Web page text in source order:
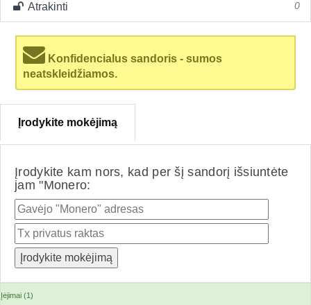
Atrakinti 0
Konfidencialus sandoris - sumos
neatskleidžiamos.
Įrodykite mokėjimą
Įrodykite kam nors, kad per šį sandorį išsiuntėte
jam "Monero:
Įėjimai (1)